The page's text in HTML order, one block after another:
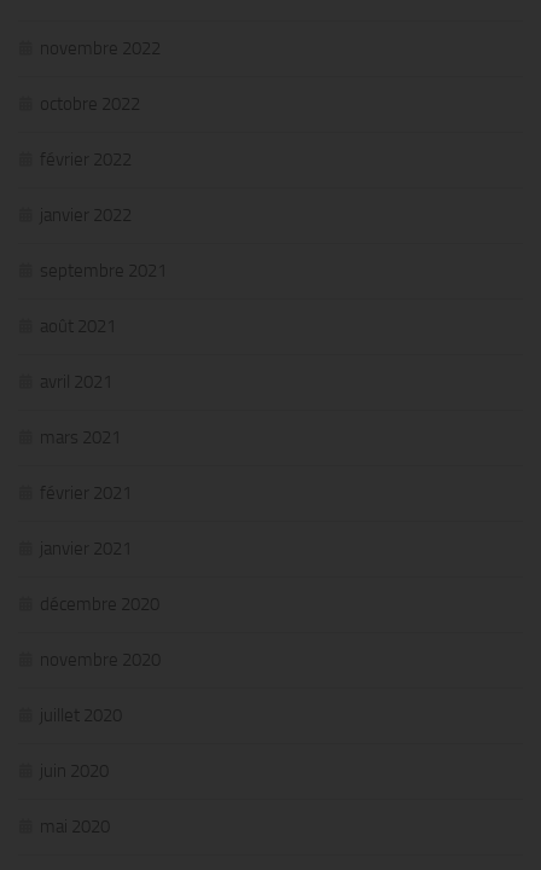
novembre 2022
octobre 2022
février 2022
janvier 2022
septembre 2021
août 2021
avril 2021
mars 2021
février 2021
janvier 2021
décembre 2020
novembre 2020
juillet 2020
juin 2020
mai 2020